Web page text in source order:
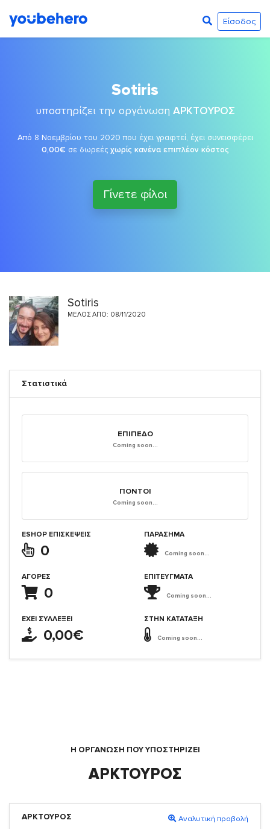
Είσοδος
Sotiris
υποστηρίζει την οργάνωση ΑΡΚΤΟΥΡΟΣ
Από 8 Νοεμβρίου του 2020 που έχει γραφτεί, έχει συνεισφέρει
0,00€ σε δωρεές χωρίς κανένα επιπλέον κόστος
Γίνετε φίλοι
Sotiris
ΜΈΛΟΣ ΑΠΌ: 08/11/2020
Στατιστικά
ΕΠΊΠΕΔΟ
Coming soon...
ΠΌΝΤΟΙ
Coming soon...
ESHOP ΕΠΙΣΚΈΨΕΙΣ
0
ΑΓΟΡΈΣ
0
ΈΧΕΙ ΣΥΛΛΈΞΕΙ
0,00€
ΠΑΡΑΣΗΜΑ
Coming soon...
ΕΠΙΤΕΎΓΜΑΤΑ
Coming soon...
ΣΤΗΝ ΚΑΤΆΤΑΞΗ
Coming soon...
Η ΟΡΓΆΝΩΣΗ ΠΟΥ ΥΠΟΣΤΗΡΙΖΕΙ
ΑΡΚΤΟΥΡΟΣ
ΑΡΚΤΟΥΡΟΣ Αναλυτική προβολή